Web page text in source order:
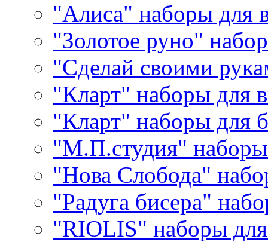
"Алиса" наборы для
"Золотое руно"
"Сделай своими
"Кларт" наборы для
"Кларт" наборы для
"М.П.студия"
"Нова Слобода"
"Радуга бисера"
"RIOLIS" наборы